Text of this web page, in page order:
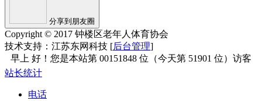
分享到朋友圈
Copyright © 2017 钟楼区老年人体育协会
技术支持：江苏东网科技 [后台管理]
站长统计
电话